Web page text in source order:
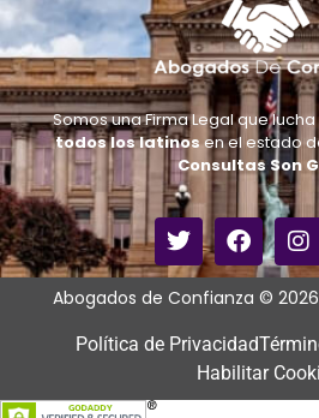
Somos una Firma Legal que
todos los latinosen el estado
Consultas Son
Abogados de Confianza ©
Política de Privacidad
Habilitar